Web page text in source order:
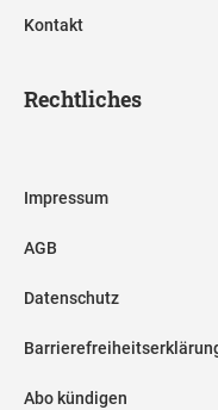
Kontakt
Rechtliches
Impressum
AGB
Datenschutz
Abo kündigen